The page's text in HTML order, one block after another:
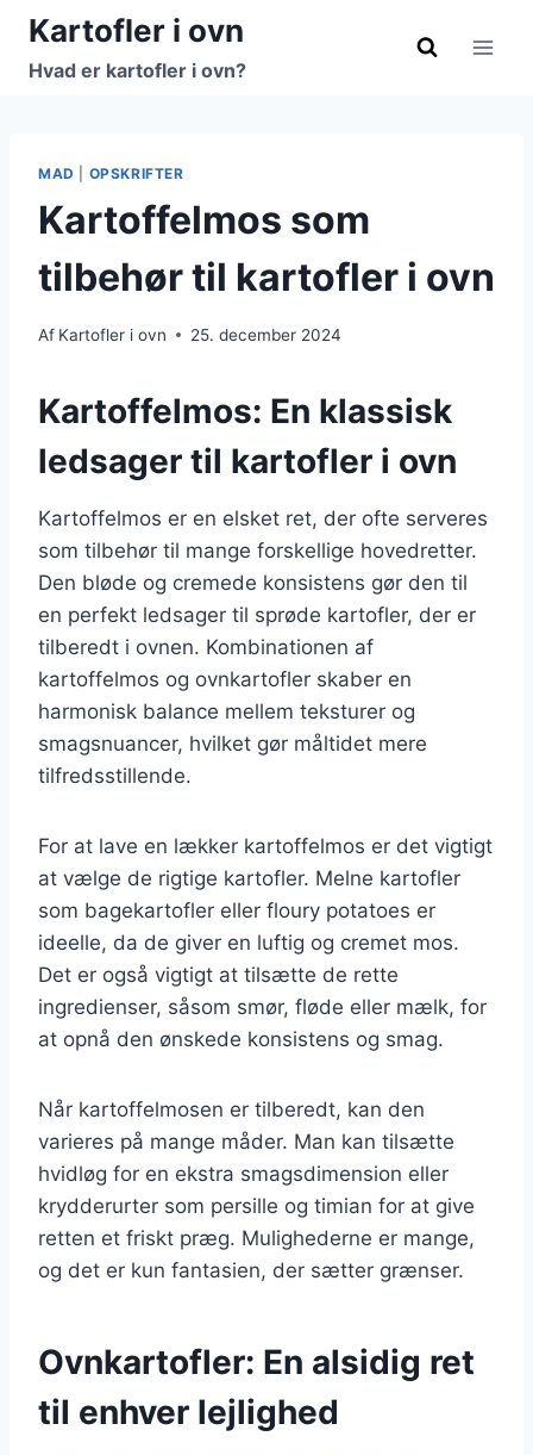
Fortsæt
indhold
Kartofler i ovn
Hvad er kartofler i ovn?
MAD OPSKRIFTER
Kartoffelmos som
tilbehør til kartofler i ovn
Af Kartofler i ovn 25. december 2024
Kartoffelmos: En klassisk
ledsager til kartofler i ovn
Kartoffelmos er en elsket ret, der ofte serveres
som tilbehør til mange forskellige hovedretter.
Den bløde og cremede konsistens gør den til
en perfekt ledsager til sprøde kartofler, der er
tilberedt i ovnen. Kombinationen af
kartoffelmos og ovnkartofler skaber en
harmonisk balance mellem teksturer og
smagsnuancer, hvilket gør måltidet mere
tilfredsstillende.
For at lave en lækker kartoffelmos er det vigtigt
at vælge de rigtige kartofler. Melne kartofler
som bagekartofler eller floury potatoes er
ideelle, da de giver en luftig og cremet mos.
Det er også vigtigt at tilsætte de rette
ingredienser, såsom smør, fløde eller mælk, for
at opnå den ønskede konsistens og smag.
Når kartoffelmosen er tilberedt, kan den
varieres på mange måder. Man kan tilsætte
hvidløg for en ekstra smagsdimension eller
krydderurter som persille og timian for at give
retten et friskt præg. Mulighederne er mange,
og det er kun fantasien, der sætter grænser.
Ovnkartofler: En alsidig ret
til enhver lejlighed